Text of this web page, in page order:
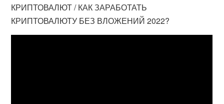
КРИПТОВАЛЮТ / КАК ЗАРАБОТАТЬ
КРИПТОВАЛЮТУ БЕЗ ВЛОЖЕНИЙ 2022?